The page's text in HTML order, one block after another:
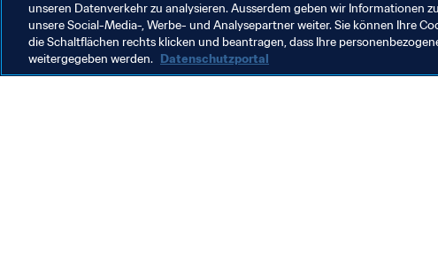
unseren Datenverkehr zu analysieren. Ausserdem geben wir Informationen
unsere Social-Media-, Werbe- und Analysepartner weiter. Sie können Ihre
die Schaltflächen rechts klicken und beantragen, dass Ihre
weitergegeben werden. Datenschutzportal